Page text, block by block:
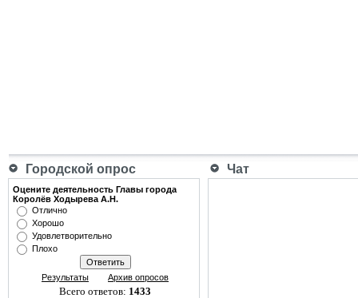
Городской опрос Чат
Оцените деятельность Главы города
Королёв Ходырева А.Н.
Отлично
Хорошо
Удовлетворительно
Плохо
Результаты Архив опросов
Всего ответов: 1433